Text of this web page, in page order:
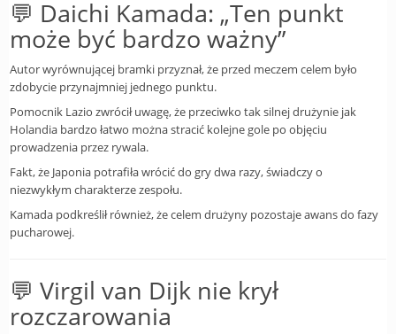
💬 Daichi Kamada: „Ten punkt
może być bardzo ważny”
Autor wyrównującej bramki przyznał, że przed meczem celem było
zdobycie przynajmniej jednego punktu.
Pomocnik Lazio zwrócił uwagę, że przeciwko tak silnej drużynie jak
Holandia bardzo łatwo można stracić kolejne gole po objęciu
prowadzenia przez rywala.
Fakt, że Japonia potrafiła wrócić do gry dwa razy, świadczy o
niezwykłym charakterze zespołu.
Kamada podkreślił również, że celem drużyny pozostaje awans do fazy
pucharowej.
💬 Virgil van Dijk nie krył
rozczarowania